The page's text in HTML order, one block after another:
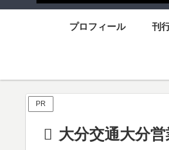
プロフィール 刊
PR
大分交通大分